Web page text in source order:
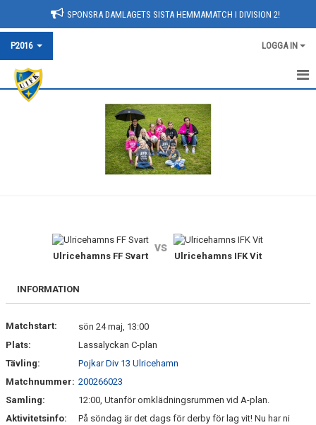
SPONSRA DAMLAGETS SISTA HEMMAMATCH I DIVISION 2!
P2016 LOGGA IN
HEM
BILDGALLERI
DOKUMENT
Ulricehamns FF Svart
vs
Ulricehamns IFK Vit
INFORMATION
Matchstart:
sön 24 maj, 13:00
Plats:
Lassalyckan C-plan
Tävling:
Pojkar Div 13 Ulricehamn
Matchnummer: 200266023
Samling:
12:00, Utanför omklädningsrummen vid A-plan.
Aktivitetsinfo:
På söndag är det dags för derby för lag vit! Nu har ni